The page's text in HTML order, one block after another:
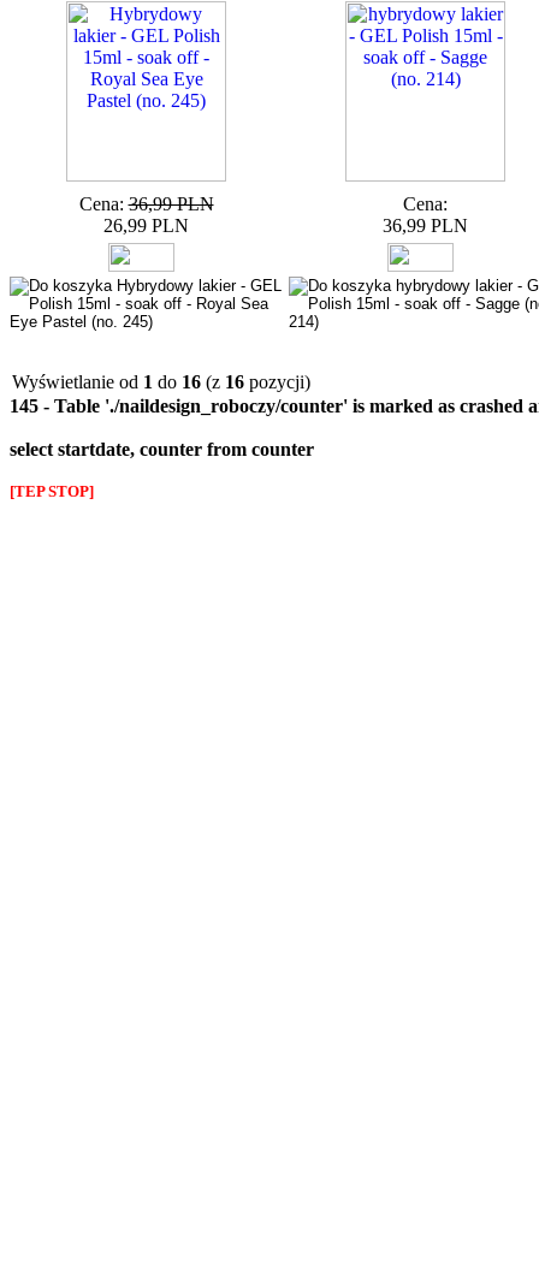
Cena: 36,99 PLN
26,99 PLN
Cena:
36,99 PLN
Wyświetlanie od 1 do 16 (z 16 pozycji)
145 - Table './naildesign_roboczy/counter' is marked as crashed
select startdate, counter from counter
[TEP STOP]